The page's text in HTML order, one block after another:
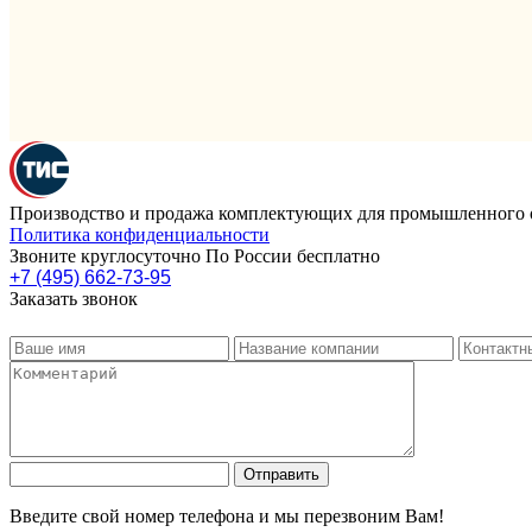
Производство и продажа комплектующих для промышленного
Политика конфиденциальности
Звоните круглосуточно По России бесплатно
+7 (495) 662-73-95
Заказать звонок
Введите свой номер телефона и мы перезвоним Вам!